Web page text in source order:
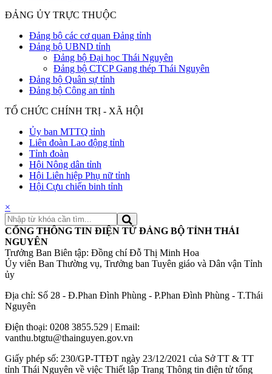
ĐẢNG ỦY TRỰC THUỘC
Đảng bộ các cơ quan Đảng tỉnh
Đảng bộ UBND tỉnh
Đảng bộ Đại học Thái Nguyên
Đảng bộ CTCP Gang thép Thái Nguyên
Đảng bộ Quân sự tỉnh
Đảng bộ Công an tỉnh
TỔ CHỨC CHÍNH TRỊ - XÃ HỘI
Ủy ban MTTQ tỉnh
Liên đoàn Lao động tỉnh
Tỉnh đoàn
Hội Nông dân tỉnh
Hội Liên hiệp Phụ nữ tỉnh
Hội Cựu chiến binh tỉnh
×
CỔNG THÔNG TIN ĐIỆN TỬ ĐẢNG BỘ TỈNH THÁI
NGUYÊN
Trưởng Ban Biên tập: Đồng chí Đỗ Thị Minh Hoa
Ủy viên Ban Thường vụ, Trưởng ban Tuyên giáo và Dân vận Tỉnh
ủy
Địa chỉ: Số 28 - Đ.Phan Đình Phùng - P.Phan Đình Phùng - T.Thái
Nguyên
Điện thoại: 0208 3855.529 | Email:
vanthu.btgtu@thainguyen.gov.vn
Giấy phép số: 230/GP-TTĐT ngày 23/12/2021 của Sở TT & TT
tỉnh Thái Nguyên về việc Thiết lập Trang Thông tin điện tử tổng